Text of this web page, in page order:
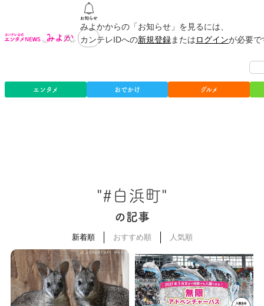
みよかからの「お知らせ」を見るには、
カンテレIDへの新規登録またはログインが必要
エンタメ おでかけ グルメ
"#白浜町"
の記事
新着順 おすすめ順 人気順